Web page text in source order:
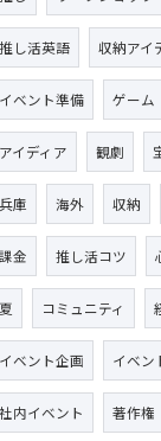
推し活英語 収納アイ
イベント準備 ゲーム
アイディア 観劇
兵庫 海外 収納
課金 推し活コツ
夏 コミュニティ
イベント企画 イベン
社内イベント 著作権